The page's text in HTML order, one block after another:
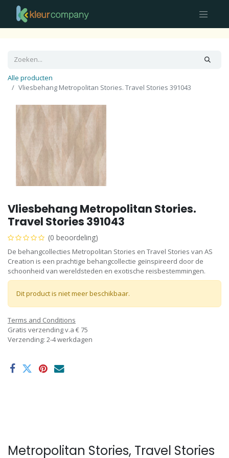
Alle producten
Vliesbehang Metropolitan Stories. Travel Stories 391043
Vliesbehang Metropolitan Stories.
Travel Stories 391043
(0 beoordeling)
De behangcollecties Metropolitan Stories en Travel Stories van AS
Creation is een prachtige behangcollectie geïnspireerd door de
schoonheid van wereldsteden en exotische reisbestemmingen.
Dit product is niet meer beschikbaar.
Terms and Conditions
Gratis verzending v.a € 75
Verzending: 2-4 werkdagen
Metropolitan Stories, Travel Stories